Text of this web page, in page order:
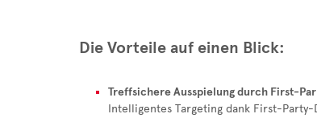
Die Vorteile auf einen Blick:
Treffsichere Ausspielung durch First-
Intelligentes Targeting dank First-Party-